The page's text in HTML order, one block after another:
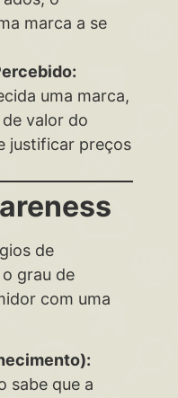
marca a se
uma marca,
valor do
justificar preços
de
grau de
com uma
sabe que a